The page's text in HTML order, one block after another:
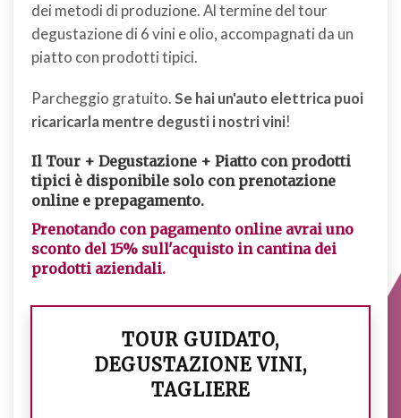
dei metodi di produzione. Al termine del tour
degustazione di 6 vini e olio, accompagnati da un
piatto con prodotti tipici.
Parcheggio gratuito.Se hai un'auto elettrica puoi
ricaricarla mentre degusti i nostri vini!
Il Tour + Degustazione + Piatto con prodotti
tipici è disponibile solo con prenotazione
online e prepagamento.
Prenotando con pagamento online avrai uno
sconto del 15% sull'acquisto in cantina dei
prodotti aziendali.
TOUR GUIDATO,
DEGUSTAZIONE VINI,
TAGLIERE